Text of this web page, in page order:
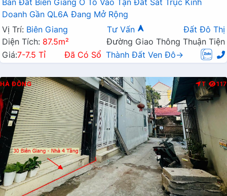
Doanh Gần QL6A Đang Mở Rộng
Vị Trí: Biên Giang Tư Vấn
Đất Đô Thị
Diện Tích: 87.5m²
Đường Giao Thông Thuận Tiện
Giá:7-7.5 Tỉ Đã Có Sổ Thành Đất Ven Đô→
HÀ ĐÔNG T 117